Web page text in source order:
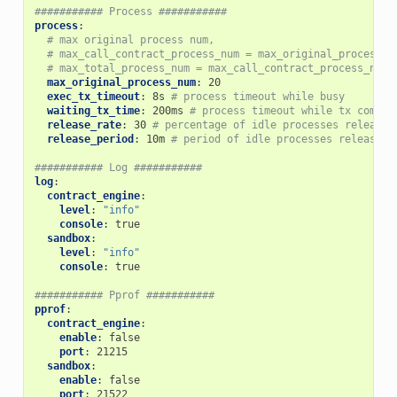
########### Process ###########
process:
# max original process num,
# max_call_contract_process_num =
# max_total_process_num = max_call_contract_process_num
max_original_process_num:
20
exec_tx_timeout: 8s # process timeout while busy
waiting_tx_time: 200ms # process timeout while tx
release_rate: 30 # percentage of idle processes
release_period : 10m # period of idle processes
########### Log ###########
log:
contract_engine:
level :
"info"
console:
true
sandbox:
level :
"info"
console: true
########### Pprof ###########
pprof:
contract_engine:
enable:
false
port:
21215
sandbox:
enable:
false
port: 21522